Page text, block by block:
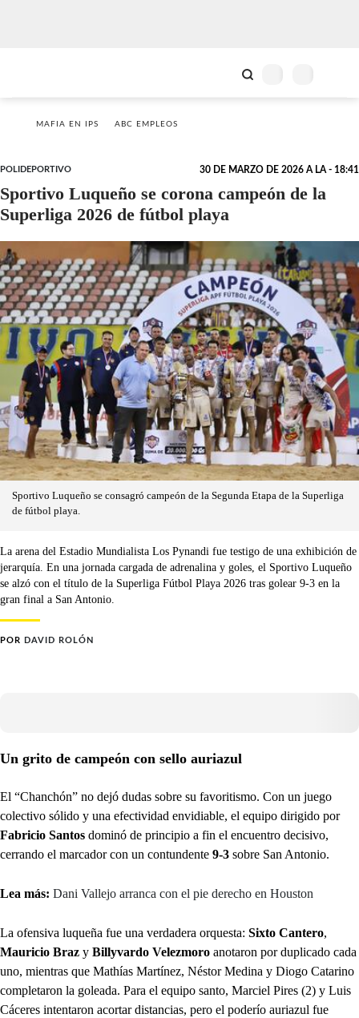
MAFIA EN IPS ABC EMPLEOS
POLIDEPORTIVO 30 DE MARZO DE 2026 A LA - 18:41
Sportivo Luqueño se corona campeón de la
Superliga 2026 de fútbol playa
Sportivo Luqueño se consagró campeón de la Segunda Etapa de la Superliga
de fútbol playa.
La arena del Estadio Mundialista Los Pynandi fue testigo de una exhibición de
jerarquía. En una jornada cargada de adrenalina y goles, el Sportivo Luqueño
se alzó con el título de la Superliga Fútbol Playa 2026 tras golear 9-3 en la
gran final a San Antonio.
POR DAVID ROLÓN
Un grito de campeón con sello auriazul
El “Chanchón” no dejó dudas sobre su favoritismo. Con un juego
colectivo sólido y una efectividad envidiable, el equipo dirigido por
Fabricio Santos dominó de principio a fin el encuentro decisivo,
cerrando el marcador con un contundente 9-3 sobre San Antonio.
Lea más: Dani Vallejo arranca con el pie derecho en Houston
La ofensiva luqueña fue una verdadera orquesta: Sixto Cantero,
Mauricio Braz y Billyvardo Velezmoro anotaron por duplicado cada
uno, mientras que Mathías Martínez, Néstor Medina y Diogo Catarino
completaron la goleada. Para el equipo santo, Marciel Pires (2) y Luis
Cáceres intentaron acortar distancias, pero el poderío auriazul fue